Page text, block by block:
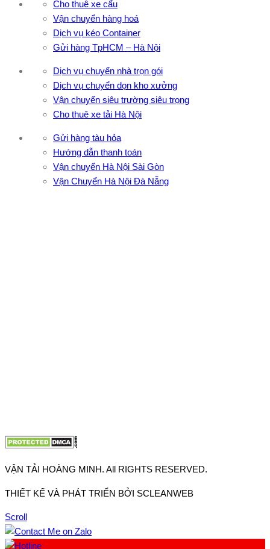
Cho thuê xe cẩu
Vận chuyển hàng hoá
Dịch vụ kéo Container
Gửi hàng TpHCM – Hà Nội
Dịch vụ chuyển nhà trọn gói
Dịch vụ chuyển dọn kho xưởng
Vận chuyển siêu trường siêu trọng
Cho thuê xe tải Hà Nội
Gửi hàng tàu hỏa
Hướng dẫn thanh toán
Vận chuyển Hà Nội Sài Gòn
Vận Chuyển Hà Nội Đà Nẵng
VẬN TẢI HOÀNG MINH. All RIGHTS RESERVED.
THIẾT KẾ VÀ PHÁT TRIỂN BỞI SCLEANWEB
Scroll